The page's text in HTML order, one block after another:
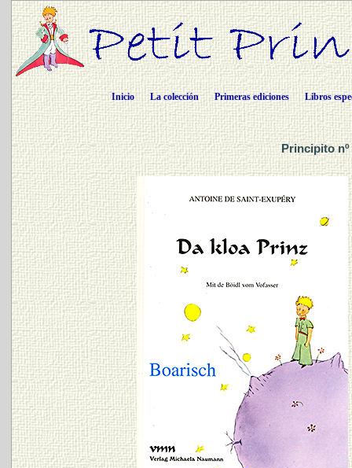
Inicio La colección Primeras ediciones Libros
Principito nº